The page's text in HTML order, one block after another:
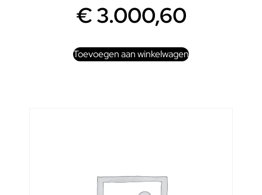
€3.000,60
Toevoegen aan winkelwagen